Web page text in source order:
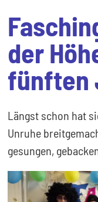
der
fünften
Längst schon hat
Unruhe
gesungen,